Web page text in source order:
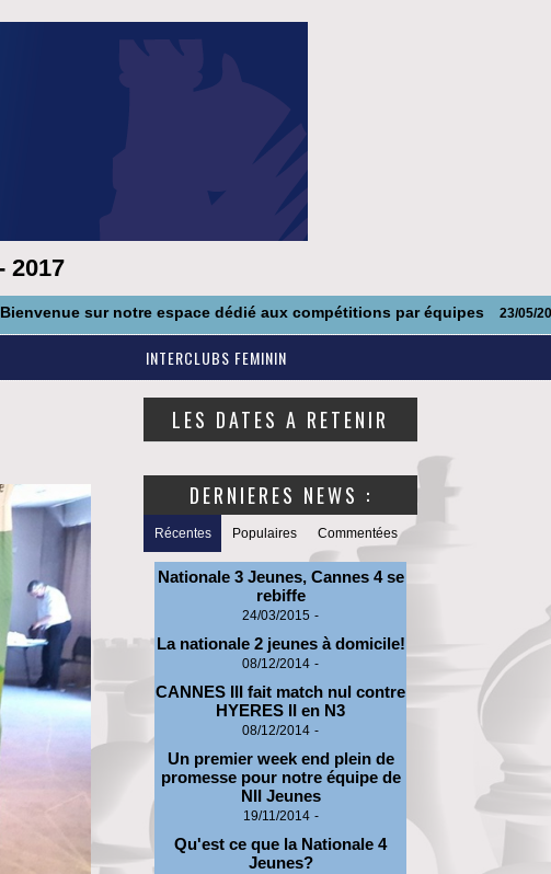
2017
sur notre espace dédié aux compétitions par équipes 23/05/2014
INTERCLUBS FEMININ
LES DATES A RETENIR
DERNIERES NEWS :
Récentes Populaires Commentées
Nationale 3 Jeunes, Cannes 4 se
rebiffe
24/03/2015 -
La nationale 2 jeunes à domicile!
08/12/2014 -
CANNES III fait match nul contre
HYERES II en N3
08/12/2014 -
Un premier week end plein de
promesse pour notre équipe de
NII Jeunes
19/11/2014 -
Qu'est ce que la Nationale 4
Jeunes?